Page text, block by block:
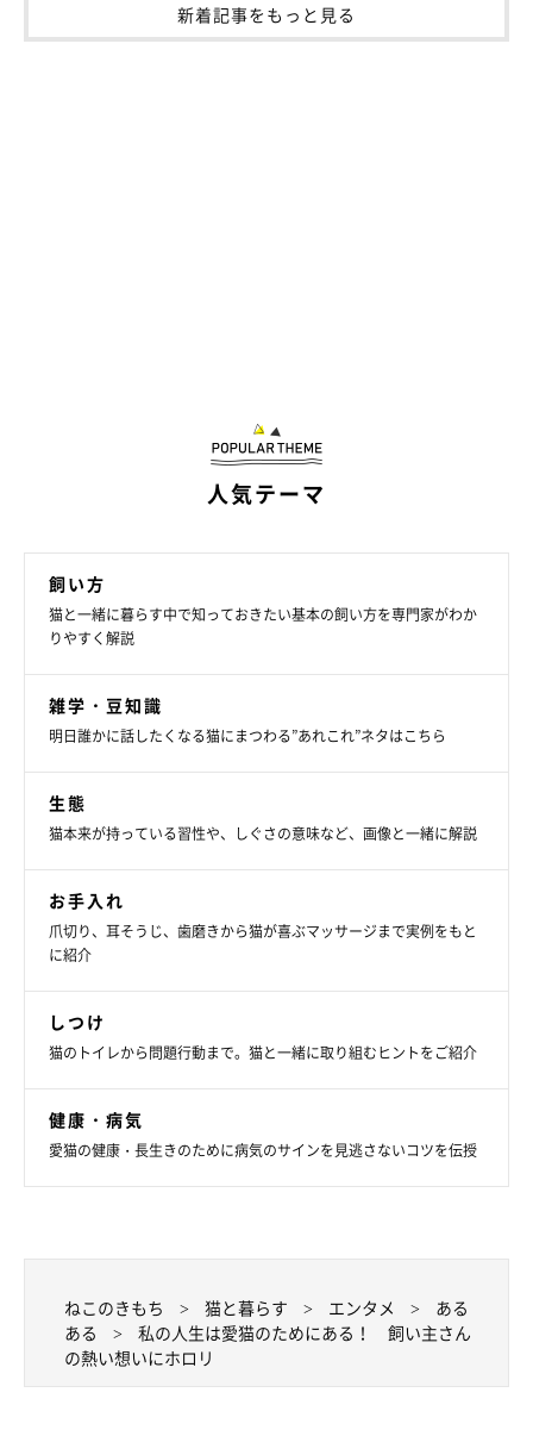
『ねこのきもちWEB MAGAZINEアンケート vol.63』
文／二宮ねこむ
新着記事をもっと見る
人気テーマ
飼い方
猫と一緒に暮らす中で知っておきたい基本の飼い方を専門家がわか
りやすく解説
雑学・豆知識
明日誰かに話したくなる猫にまつわる”あれこれ”ネタはこちら
生態
猫本来が持っている習性や、しぐさの意味など、画像と一緒に解説
お手入れ
爪切り、耳そうじ、歯磨きから猫が喜ぶマッサージまで実例をもと
に紹介
しつけ
猫のトイレから問題行動まで。猫と一緒に取り組むヒントをご紹介
健康・病気
愛猫の健康・長生きのために病気のサインを見逃さないコツを伝授
ねこのきもち 猫と暮らす エンタメ
ある
ある
私の人生は愛猫のためにある！ 飼い主さん
の熱い想いにホロリ